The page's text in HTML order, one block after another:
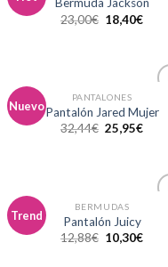
23,00€ 18,40€
Nuevo
a la
PANTALONES
Pantalón Jared Mujer
32,44€ 25,95€
Trend
BERMUDAS
Pantalón Juicy
12,88€ 10,30€